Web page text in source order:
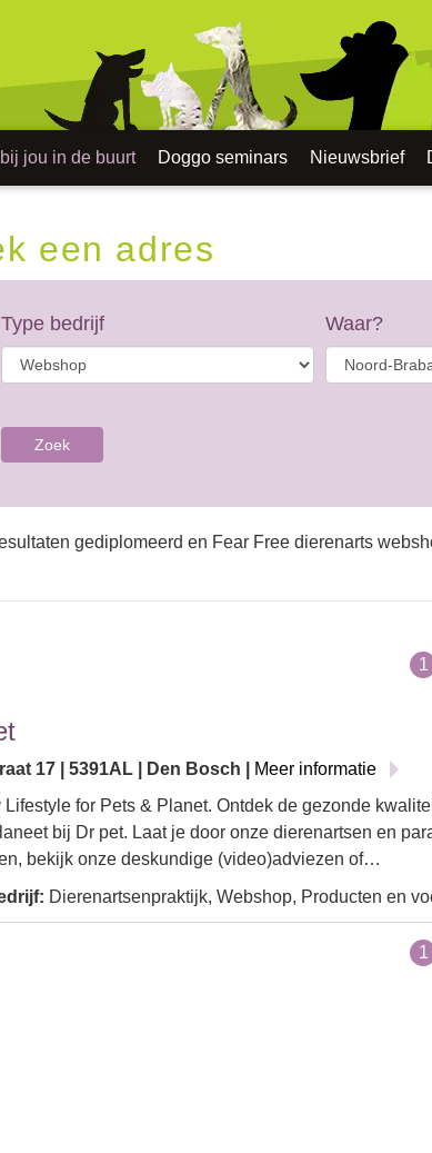
jou in de buurt Doggo seminars Nieuwsbrief
een adres
Type bedrijf Waar?
Zoek
gediplomeerd en Fear Free dierenarts
1
17 | 5391AL | Den Bosch |
Meer informatie
Lifestyle for Pets & Planet. Ontdek de gezonde
bij Dr pet. Laat je door onze dierenartsen en
bekijk onze deskundige (video)adviezen of…
Dierenartsenpraktijk, Webshop, Producten en
1